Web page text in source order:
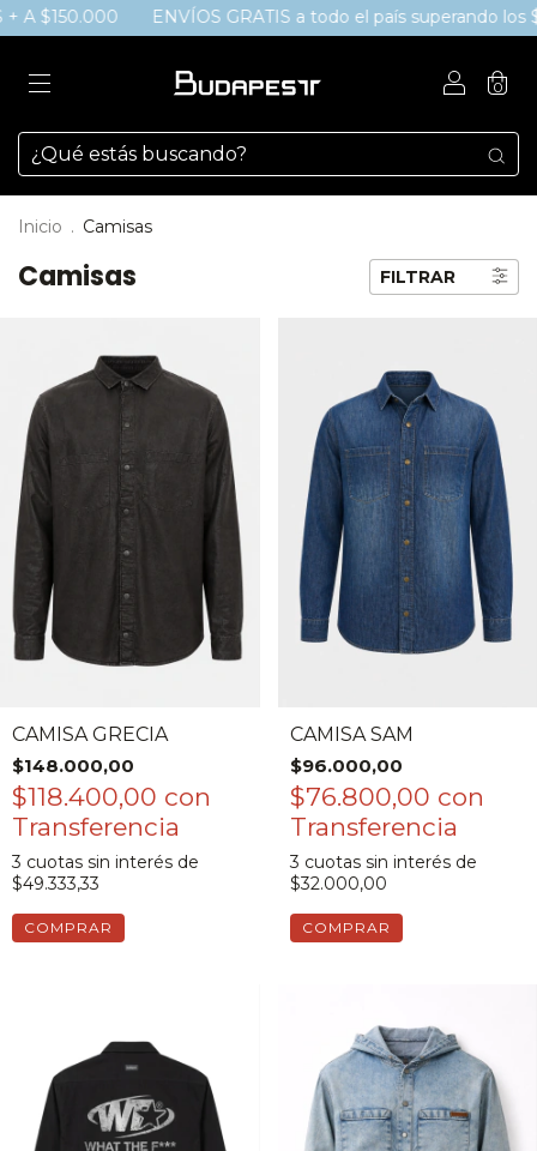
ENVÍOS GRATIS a todo el país superando los
0
Inicio . Camisas
Camisas FILTRAR
CAMISA GRECIA
$148.000,00
$118.400,00 con
3 cuotas sin interés de
$49.333,33
COMPRAR
CAMISA SAM
$96.000,00
$76.800,00 con
3 cuotas sin interés de
$32.000,00
COMPRAR